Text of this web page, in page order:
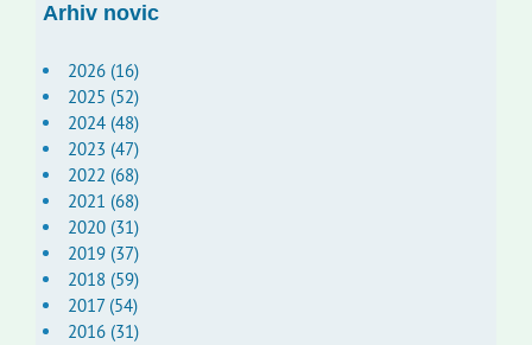
Arhiv novic
2026 (16)
2025 (52)
2024 (48)
2023 (47)
2022 (68)
2021 (68)
2020 (31)
2019 (37)
2018 (59)
2017 (54)
2016 (31)